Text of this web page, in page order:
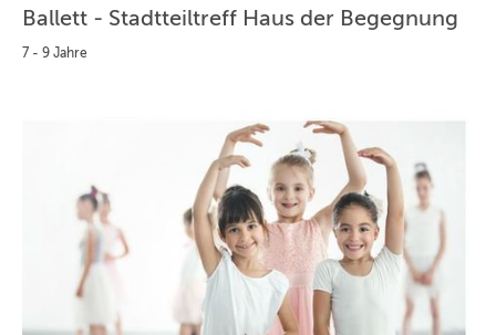
ESSEN
WIEN
ZÜRICH
ANDERE
REGIONEN
Ballett - Stadtteiltreff Haus der Begegnung
7 - 9 Jahre